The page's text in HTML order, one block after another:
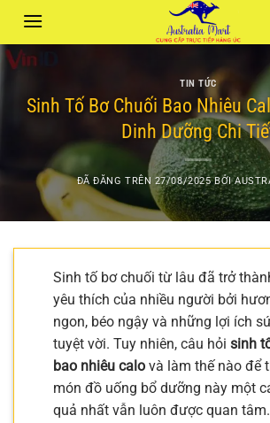
nội
TIN TỨC
Sinh Tố Bơ Chuối Bao Nhiêu
Dinh Dưỡng Chi
ĐÃ ĐĂNG TRÊN 27/08/2025 BỞI
Sinh tố bơ chuối từ lâu đã trở
yêu thích của nhiều người bởi
ngon, béo ngậy và những lợi ích
tuyệt vời. Tuy nhiên, câu hỏi sinh
bao nhiêu calo và làm thế nào để
món đồ uống bổ dưỡng này một
quả nhất vẫn luôn được quan